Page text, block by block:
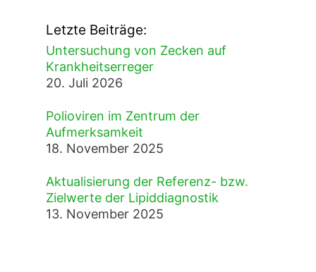
Letzte Beiträge:
Untersuchung von Zecken auf
Krankheitserreger
20. Juli 2026
Polioviren im Zentrum der
Aufmerksamkeit
18. November 2025
Aktualisierung der Referenz- bzw.
Zielwerte der Lipiddiagnostik
13. November 2025